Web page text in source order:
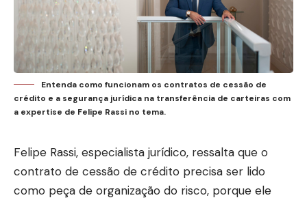
Entenda como funcionam os contratos de cessão de
crédito e a segurança jurídica na transferência de carteiras com
a expertise de Felipe Rassi no tema.
Felipe Rassi, especialista jurídico, ressalta que o
contrato de cessão de crédito precisa ser lido
como peça de organização do risco, porque ele